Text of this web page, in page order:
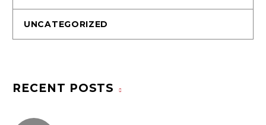
UNCATEGORIZED
RECENT POSTS